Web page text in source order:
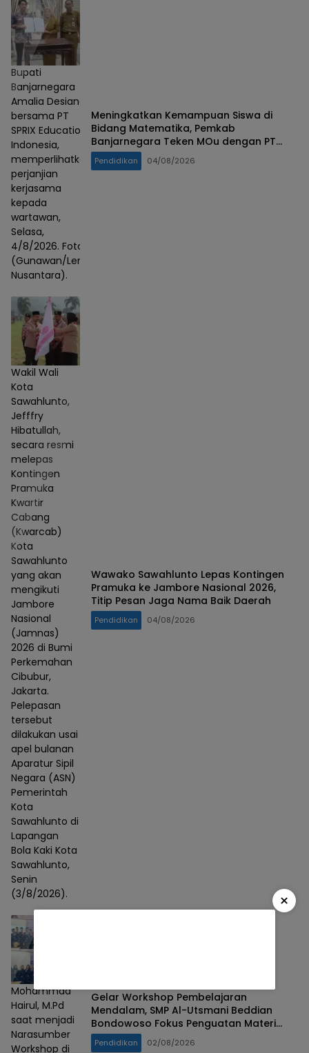
Bupati
Banjarnegara
Amalia Desiana
bersama PT
SPRIX Education
Indonesia,
memperlihatkan
perjanjian
kerjasama
kepada
wartawan,
Selasa,
4/8/2026. Foto :
(Gunawan/Lensa
Nusantara).
Meningkatkan Kemampuan Siswa di
Bidang Matematika, Pemkab
Banjarnegara Teken MOu dengan PT
SPRIX Asal Jepang
Pendidikan 04/08/2026
Wakil Wali
Kota
Sawahlunto,
Jefffry
Hibatullah,
secara resmi
melepas
Kontingen
Pramuka
Kwartir
Cabang
(Kwarcab)
Kota
Sawahlunto
yang akan
mengikuti
Jambore
Nasional
(Jamnas)
2026 di Bumi
Perkemahan
Cibubur,
Jakarta.
Pelepasan
tersebut
dilakukan usai
apel bulanan
Aparatur Sipil
Negara (ASN)
Pemerintah
Kota
Sawahlunto di
Lapangan
Bola Kaki Kota
Sawahlunto,
Senin
(3/8/2026).
Wawako Sawahlunto Lepas Kontingen
Pramuka ke Jambore Nasional 2026,
Titip Pesan Jaga Nama Baik Daerah
Pendidikan 04/08/2026
Mohammad
Hairul, M.Pd
saat menjadi
Narasumber
Workshop di
Gelar Workshop Pembelajaran
Mendalam, SMP Al-Utsmani Beddian
Bondowoso Fokus Penguatan Materi
Esensial
Pendidikan 02/08/2026
×